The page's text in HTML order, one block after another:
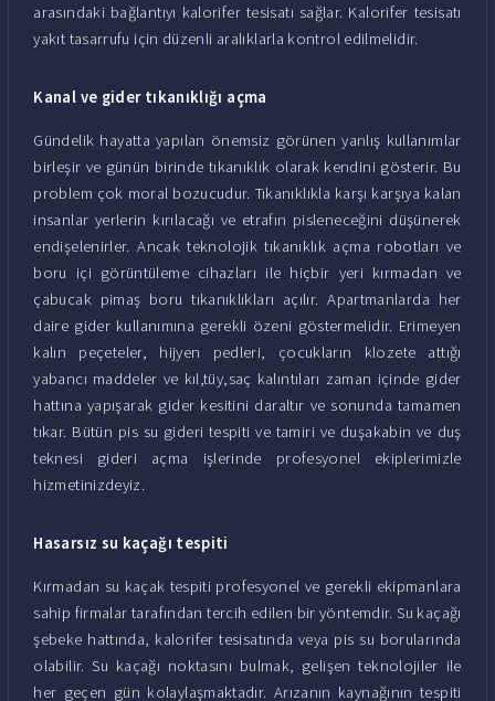
arasındaki bağlantıyı kalorifer tesisatı sağlar. Kalorifer tesisatı
yakıt tasarrufu için düzenli aralıklarla kontrol edilmelidir.
Kanal ve gider tıkanıklığı açma
Gündelik hayatta yapılan önemsiz görünen yanlış kullanımlar
birleşir ve günün birinde tıkanıklık olarak kendini gösterir. Bu
problem çok moral bozucudur. Tıkanıklıkla karşı karşıya kalan
insanlar yerlerin kırılacağı ve etrafın pisleneceğini düşünerek
endişelenirler. Ancak teknolojik tıkanıklık açma robotları ve
boru içi görüntüleme cihazları ile hiçbir yeri kırmadan ve
çabucak pimaş boru tıkanıklıkları açılır. Apartmanlarda her
daire gider kullanımına gerekli özeni göstermelidir. Erimeyen
kalın peçeteler, hijyen pedleri, çocukların klozete attığı
yabancı maddeler ve kıl,tüy,saç kalıntıları zaman içinde gider
hattına yapışarak gider kesitini daraltır ve sonunda tamamen
tıkar. Bütün pis su gideri tespiti ve tamiri ve duşakabin ve duş
teknesi gideri açma işlerinde profesyonel ekiplerimizle
hizmetinizdeyiz.
Hasarsız su kaçağı tespiti
Kırmadan su kaçak tespiti profesyonel ve gerekli ekipmanlara
sahip firmalar tarafından tercih edilen bir yöntemdir. Su kaçağı
şebeke hattında, kalorifer tesisatında veya pis su borularında
olabilir. Su kaçağı noktasını bulmak, gelişen teknolojiler ile
her geçen gün kolaylaşmaktadır. Arızanın kaynağının tespiti